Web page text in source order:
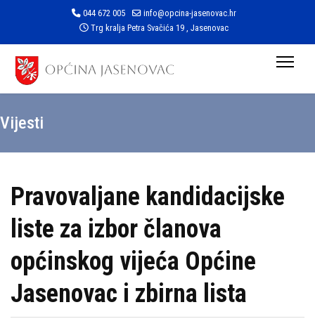
044 672 005
info@opcina-jasenovac.hr
Trg kralja Petra Svačića 19 , Jasenovac
Vijesti
Pravovaljane kandidacijske
liste za izbor članova
općinskog vijeća Općine
Jasenovac i zbirna lista